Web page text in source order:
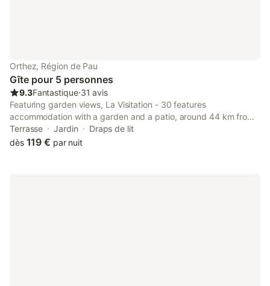
Orthez, Région de Pau
Gîte pour 5 personnes
9.3Fantastique⋅31 avis
Featuring garden views, La Visitation - 30 features
accommodation with a garden and a patio, around 44 km from
Zénith-Pau. Featuring free private parking, the 3-star apartment
is 40 km from Dax Train Station.
Terrasse Jardin
Draps de lit
dès 119 € par nuit